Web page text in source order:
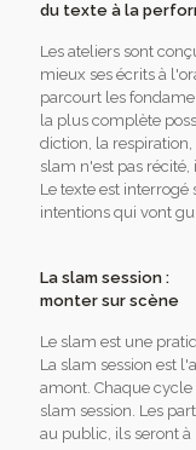
du texte à la
Les ateliers sont
mieux ses écrits à
parcourt les
la plus complète
diction, la respiration,
slam n'est pas
Le texte est
intentions qui vont
La slam session :
monter sur scène
Le slam est une
La slam session est
amont. Chaque
slam session. Les
au public, ils seront à